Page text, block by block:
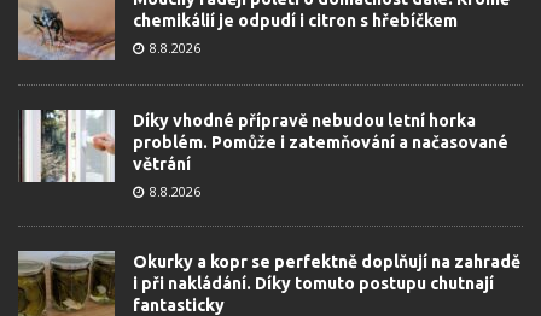
chemikálií je odpudí i citron s hřebíčkem
8.8.2026
Díky vhodné přípravě nebudou letní horka
problém. Pomůže i zatemňování a načasované
větrání
8.8.2026
Okurky a kopr se perfektně doplňují na zahradě
i při nakládání. Díky tomuto postupu chutnají
fantasticky